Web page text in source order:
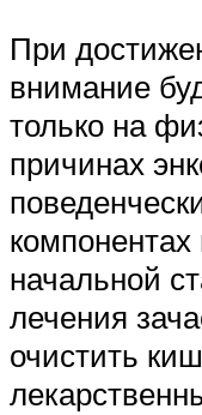
При
внимание
только на
причинах
начальной
лечения
очистить